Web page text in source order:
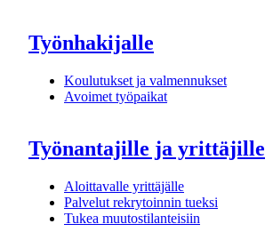
Työnhakijalle
Koulutukset ja valmennukset
Avoimet työpaikat
Työnantajille ja yrittäjille
Aloittavalle yrittäjälle
Palvelut rekrytoinnin tueksi
Tukea muutostilanteisiin